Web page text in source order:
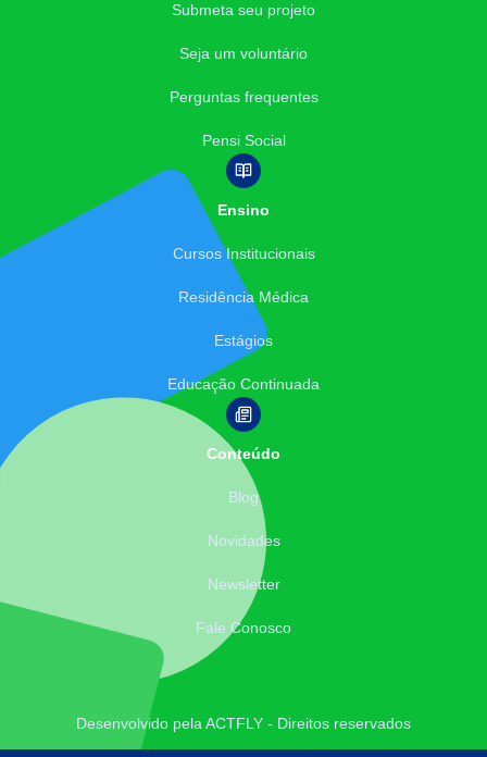
Submeta seu projeto
Seja um voluntário
Perguntas frequentes
Pensi Social
Ensino
Cursos Institucionais
Residência Médica
Estágios
Educação Continuada
Conteúdo
Blog
Novidades
Newsletter
Fale Conosco
Desenvolvido pela ACTFLY - Direitos reservados